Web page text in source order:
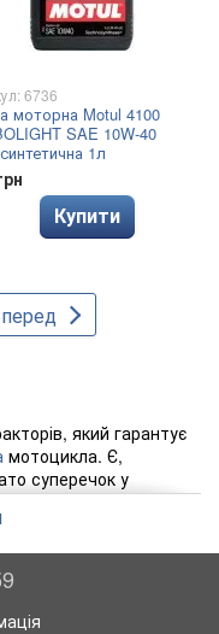
6736
моторна Motul 4100
SAE 10W-40
1л
Купити
який гарантує
мотоцикла. Є,
суперечок у
техніки. Це
заміну оливи
передбачає заміну
експлуатації
двигун весною буде